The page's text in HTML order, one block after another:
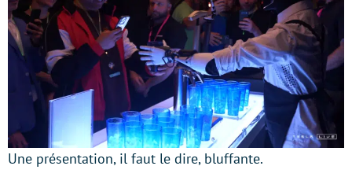
Une présentation, il faut le dire, bluffante.